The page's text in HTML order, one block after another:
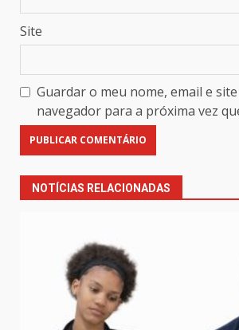
Site
Guardar o meu nome, email e
navegador para a próxima vez
NOTÍCIAS RELACIONADAS